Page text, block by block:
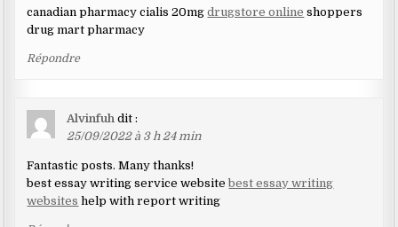
canadian pharmacy cialis 20mgdrugstore online shoppers
drug mart pharmacy
Répondre
Alvinfuh dit :
25/09/2022 à 3 h 24 min
Fantastic posts. Many thanks!
best essay writing service websitebest essay writing
websites help with report writing